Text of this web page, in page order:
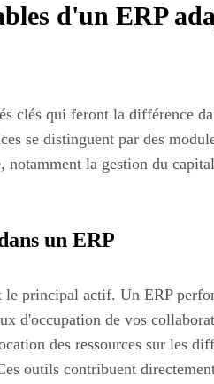
d'un ERP
clés qui feront la différence
se distinguent par des
notamment la gestion du
un ERP
le principal actif. Un ERP
d'occupation de vos
des ressources sur les
outils contribuent